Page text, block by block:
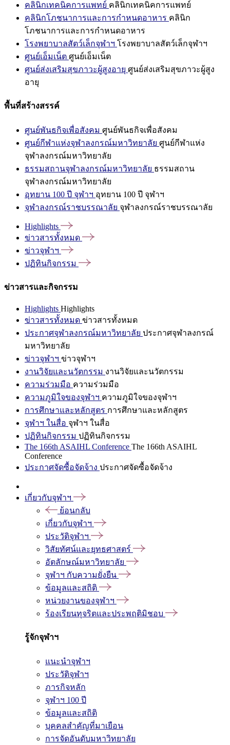
คลินิกเทคนิคการแพทย์ คลินิกเทคนิคการแพทย์
คลินิกโภชนาการและการกำหนดอาหาร คลินิก
โภชนาการและการกำหนดอาหาร
โรงพยาบาลสัตว์เล็กจุฬาฯ โรงพยาบาลสัตว์เล็กจุฬาฯ
ศูนย์เอ็มเน็ต ศูนย์เอ็มเน็ต
ศูนย์ส่งเสริมสุขภาวะผู้สูงอายุ ศูนย์ส่งเสริมสุขภาวะผู้สูง
อายุ
พื้นที่สร้างสรรค์
ศูนย์พันธกิจเพื่อสังคม ศูนย์พันธกิจเพื่อสังคม
ศูนย์กีฬาแห่งจุฬาลงกรณ์มหาวิทยาลัย ศูนย์กีฬาแห่ง
จุฬาลงกรณ์มหาวิทยาลัย
ธรรมสถานจุฬาลงกรณ์มหาวิทยาลัย ธรรมสถาน
จุฬาลงกรณ์มหาวิทยาลัย
อุทยาน 100 ปี จุฬาฯ อุทยาน 100 ปี จุฬาฯ
จุฬาลงกรณ์ราชบรรณาลัย จุฬาลงกรณ์ราชบรรณาลัย
Highlights
ข่าวสารทั้งหมด
ข่าวจุฬาฯ
ปฏิทินกิจกรรม
ข่าวสารและกิจกรรม
Highlights Highlights
ข่าวสารทั้งหมด ข่าวสารทั้งหมด
ประกาศจุฬาลงกรณ์มหาวิทยาลัย ประกาศจุฬาลงกรณ์
มหาวิทยาลัย
ข่าวจุฬาฯ ข่าวจุฬาฯ
งานวิจัยและนวัตกรรม งานวิจัยและนวัตกรรม
ความร่วมมือ ความร่วมมือ
ความภูมิใจของจุฬาฯ ความภูมิใจของจุฬาฯ
การศึกษาและหลักสูตร การศึกษาและหลักสูตร
จุฬาฯ ในสื่อ จุฬาฯ ในสื่อ
ปฏิทินกิจกรรม ปฏิทินกิจกรรม
The 166th ASAIHL Conference The 166th ASAIHL
Conference
ประกาศจัดซื้อจัดจ้าง ประกาศจัดซื้อจัดจ้าง
เกี่ยวกับจุฬาฯ
ย้อนกลับ
เกี่ยวกับจุฬาฯ
ประวัติจุฬาฯ
วิสัยทัศน์และยุทธศาสตร์
อัตลักษณ์มหาวิทยาลัย
จุฬาฯ กับความยั่งยืน
ข้อมูลและสถิติ
หน่วยงานของจุฬาฯ
ร้องเรียนทุจริตและประพฤติมิชอบ
รู้จักจุฬาฯ
แนะนำจุฬาฯ
ประวัติจุฬาฯ
ภารกิจหลัก
จุฬาฯ 100 ปี
ข้อมูลและสถิติ
บุคคลสำคัญที่มาเยือน
การจัดอันดับมหาวิทยาลัย